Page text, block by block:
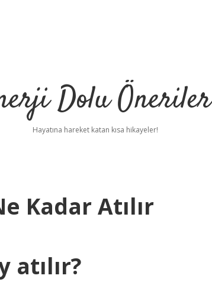
Dolu Öneriler
Hayatına hareket katan kısa hikayeler!
Kadar Atılır
atılır?